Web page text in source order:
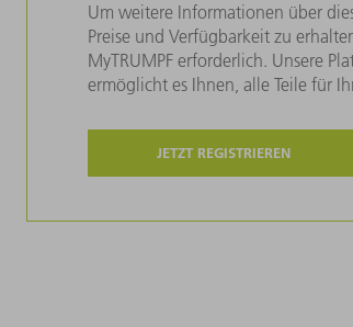
Um weitere Informationen über
Preise und Verfügbarkeit zu
MyTRUMPF erforderlich. Unsere
ermöglicht es Ihnen, alle Teile für
JETZT REGISTRIEREN